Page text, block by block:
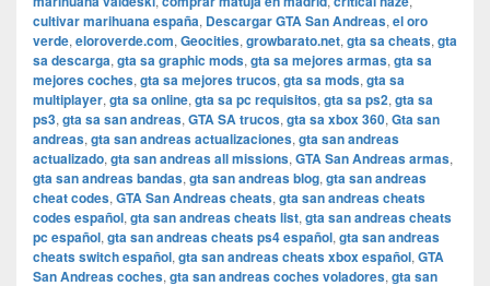
cultivar marihuana españa, Descargar GTA San Andreas, el oro
verde, eloroverde.com, Geocities, growbarato.net, gta sa cheats, gta
sa descarga, gta sa graphic mods, gta sa mejores armas, gta sa
mejores coches, gta sa mejores trucos, gta sa mods, gta sa
multiplayer, gta sa online, gta sa pc requisitos, gta sa ps2, gta sa
ps3, gta sa san andreas, GTA SA trucos, gta sa xbox 360, Gta san
andreas, gta san andreas actualizaciones, gta san andreas
actualizado, gta san andreas all missions, GTA San Andreas armas,
gta san andreas bandas, gta san andreas blog, gta san andreas
cheat codes, GTA San Andreas cheats, gta san andreas cheats
codes español, gta san andreas cheats list, gta san andreas cheats
pc español, gta san andreas cheats ps4 español, gta san andreas
cheats switch español, gta san andreas cheats xbox español, GTA
San Andreas coches, gta san andreas coches voladores, gta san